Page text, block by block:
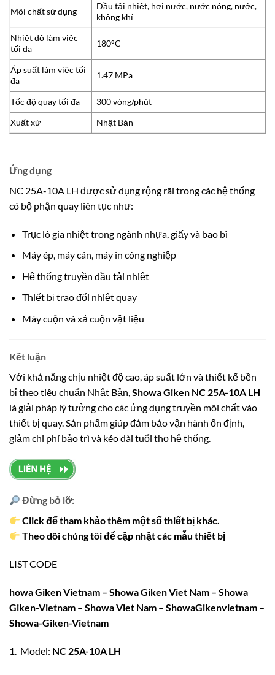
Môi chất sử dụng
Dầu tải nhiệt, hơi nước, nước nóng, nước,
không khí
Nhiệt độ làm việc
tối đa
180°C
Áp suất làm việc tối
đa
1.47 MPa
Tốc độ quay tối đa
300 vòng/phút
Xuất xứ
Nhật Bản
Ứng dụng
NC 25A-10A LH được sử dụng rộng rãi trong các hệ thống
có bộ phận quay liên tục như:
Trục lô gia nhiệt trong ngành nhựa, giấy và bao bì
Máy ép, máy cán, máy in công nghiệp
Hệ thống truyền dầu tải nhiệt
Thiết bị trao đổi nhiệt quay
Máy cuộn và xả cuộn vật liệu
Kết luận
Với khả năng chịu nhiệt độ cao, áp suất lớn và thiết kế bền
bỉ theo tiêu chuẩn Nhật Bản, Showa Giken NC 25A-10A LH
là giải pháp lý tưởng cho các ứng dụng truyền môi chất vào
thiết bị quay. Sản phẩm giúp đảm bảo vận hành ổn định,
giảm chi phí bảo trì và kéo dài tuổi thọ hệ thống.
Đừng bỏ lỡ:
Click để tham khảo thêm một số thiết bị khác.
Theo dõi chúng tôi để cập nhật các mẫu thiết bị
LIST CODE
howa Giken Vietnam – Showa Giken Viet Nam – Showa
Giken-Vietnam – Showa Viet Nam – ShowaGikenvietnam –
Showa-Giken-Vietnam
1. Model: NC 25A-10A LH